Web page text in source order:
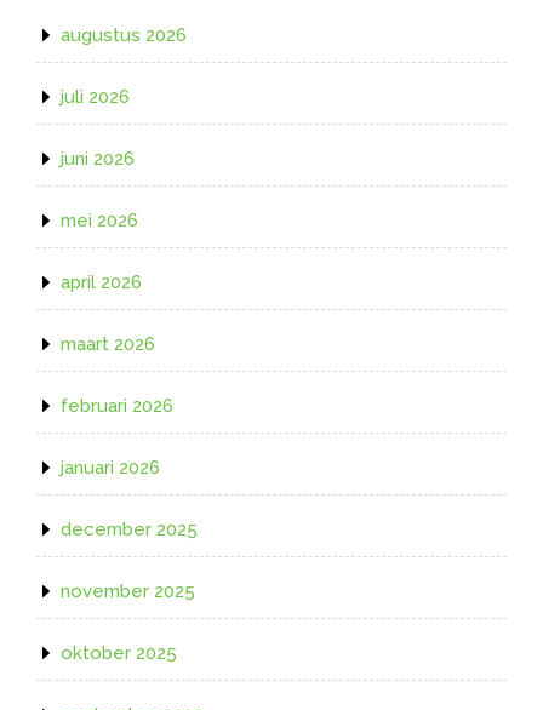
augustus 2026
juli 2026
juni 2026
mei 2026
april 2026
maart 2026
februari 2026
januari 2026
december 2025
november 2025
oktober 2025